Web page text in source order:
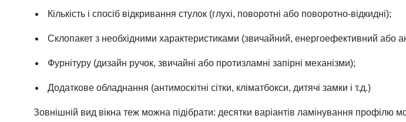
Кількість і спосіб відкривання стулок (глухі, поворотні або поворотно-відкидні);
Склопакет з необхідними характеристиками (звичайний, енергоефективний або
Фурнітуру (дизайн ручок, звичайні або протизламні запірні механізми);
Додаткове обладнання (антимоскітні сітки, кліматбокси, дитячі замки і т.д.)
Зовнішній вид вікна теж можна підібрати: десятки варіантів ламінування